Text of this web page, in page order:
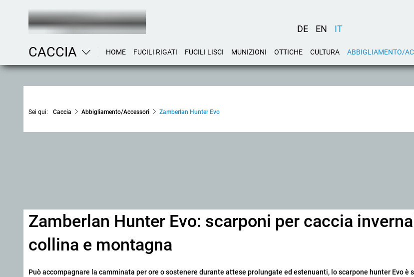
DE EN IT
CACCIA HOME FUCILI RIGATI FUCILI LISCI MUNIZIONI OTTICHE CULTURA ABBIGLIAMENTO/
Sei qui: Caccia Abbigliamento/Accessori Zamberlan Hunter Evo
Zamberlan Hunter Evo: scarponi per caccia
collina e montagna
Può accompagnare la camminata per ore o sostenere durante attese prolungate ed estenuanti, lo scarpone hunter Evo è